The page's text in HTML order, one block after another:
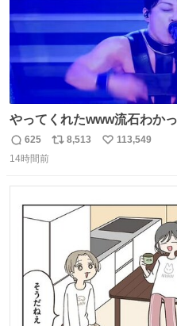
やってくれたwww流石わか
#西川貴教
返
信
625
リ
数
8,513
い
113,549
14時間前